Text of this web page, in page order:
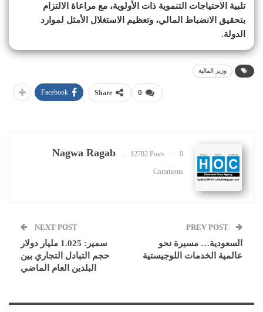
تلبية الاحتياجات التنموية ذات الأولوية، مع مراعاة الالتزام
بتحقيق الانضباط المالي، وتعظيم الاستغلال الأمثل لموارد
الدولة.
وزير المالية
0
Share
Facebook
Nagwa Ragab 12782 Posts 0
Comments
السعودية… مسيرة نحو
عالمية الخدمات اللوجيستية
NEXT POST
سمير: 1.025 مليار دولار
حجم التبادل التجاري بين
البلدين العام الماضي